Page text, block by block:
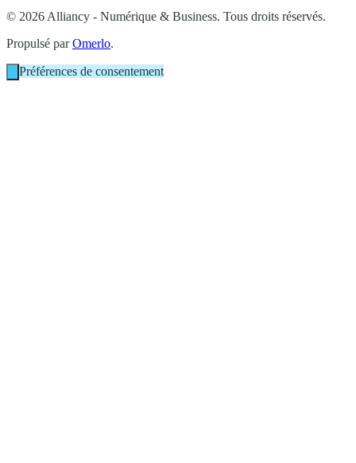
© 2026 Alliancy - Numérique & Business. Tous droits réservés.
Propulsé parOmerlo.
Préférences de consentement